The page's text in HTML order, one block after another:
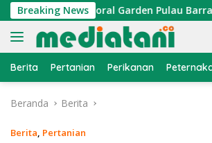
Langsung
ke
konten
Breaking News
di Coral Garden Pulau Barrang
Berita Pertanian Perikanan
Beranda Berita
Berita, Pertanian